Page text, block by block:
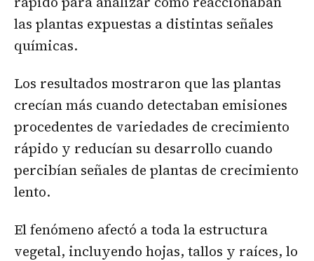
las plantas expuestas a distintas señales
químicas.
Los resultados mostraron que las plantas
crecían más cuando detectaban emisiones
procedentes de variedades de crecimiento
rápido y reducían su desarrollo cuando
percibían señales de plantas de crecimiento
lento.
El fenómeno afectó a toda la estructura
vegetal, incluyendo hojas, tallos y raíces, lo